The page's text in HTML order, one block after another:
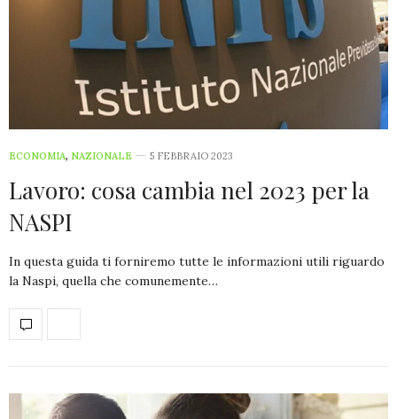
ECONOMIA, NAZIONALE 5 FEBBRAIO 2023
Lavoro: cosa cambia nel 2023 per la
NASPI
In questa guida ti forniremo tutte le informazioni utili riguardo
la Naspi, quella che comunemente…